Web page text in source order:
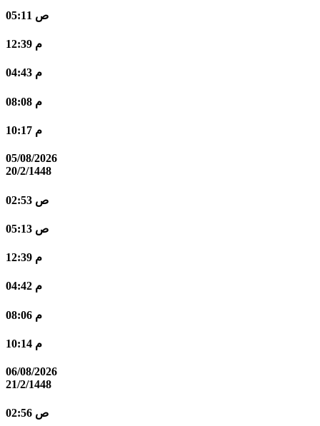
05:11 ص
12:39 م
04:43 م
08:08 م
10:17 م
05/08/2026
20/2/1448
02:53 ص
05:13 ص
12:39 م
04:42 م
08:06 م
10:14 م
06/08/2026
21/2/1448
02:56 ص